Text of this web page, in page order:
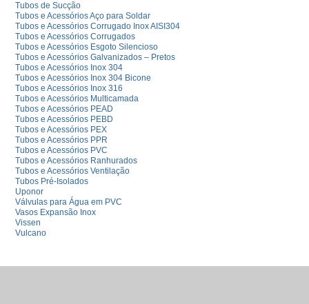
Tubos de Sucção
Tubos e Acessórios Aço para Soldar
Tubos e Acessórios Corrugado Inox AISI304
Tubos e Acessórios Corrugados
Tubos e Acessórios Esgoto Silencioso
Tubos e Acessórios Galvanizados – Pretos
Tubos e Acessórios Inox 304
Tubos e Acessórios Inox 304 Bicone
Tubos e Acessórios Inox 316
Tubos e Acessórios Multicamada
Tubos e Acessórios PEAD
Tubos e Acessórios PEBD
Tubos e Acessórios PEX
Tubos e Acessórios PPR
Tubos e Acessórios PVC
Tubos e Acessórios Ranhurados
Tubos e Acessórios Ventilação
Tubos Pré-Isolados
Uponor
Válvulas para Água em PVC
Vasos Expansão Inox
Vissen
Vulcano